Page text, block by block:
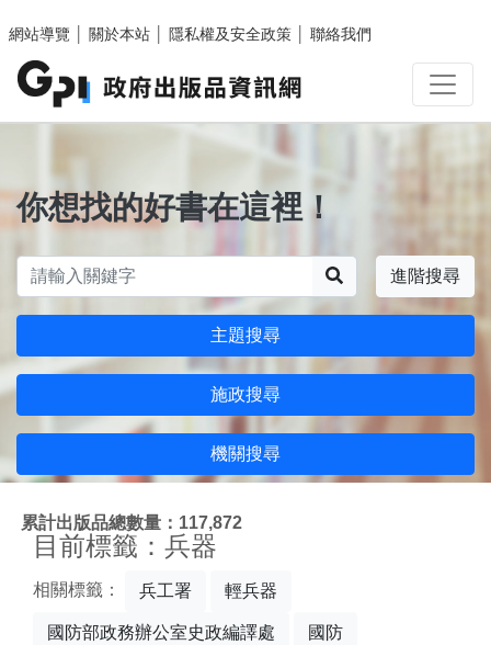
網站導覽
關於本站 隱私權及安全政策 聯絡我們
你想找的好書在這裡！
進階搜尋
主題搜尋
施政搜尋
機關搜尋
累計出版品總數量：117,872
目前標籤：兵器
相關標籤： 兵工署 輕兵器
國防部政務辦公室史政編譯處 國防